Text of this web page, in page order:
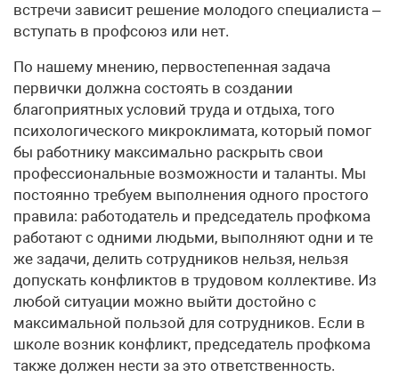
встречи зависит решение молодого специалиста –
вступать в профсоюз или нет.
По нашему мнению, первостепенная задача
первички должна состоять в создании
благоприятных условий труда и отдыха, того
психологического микроклимата, который помог
бы работнику максимально раскрыть свои
профессиональные возможности и таланты. Мы
постоянно требуем выполнения одного простого
правила: работодатель и председатель профкома
работают с одними людьми, выполняют одни и те
же задачи, делить сотрудников нельзя, нельзя
допускать конфликтов в трудовом коллективе. Из
любой ситуации можно выйти достойно с
максимальной пользой для сотрудников. Если в
школе возник конфликт, председатель профкома
также должен нести за это ответственность.